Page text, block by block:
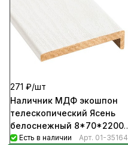
271 ₽/шт
Наличник МДФ экошпон
телескопический Ясень
белоснежный 8*70*2200
(10шт/уп)
Есть в наличии Арт. 01-35164